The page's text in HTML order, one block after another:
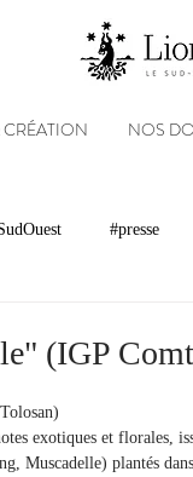
NOS
#presse
sociaux
(IGP
exotiques et florales,
Muscadelle) plantés